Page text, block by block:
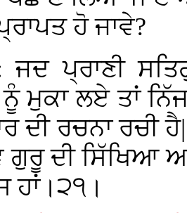
ਹੋ ਜਾਵੇ?
ਪ੍ਰਾਣੀ
ਮੁਕਾ ਲਏ ਤਾਂ
ਦੀ ਰਚਨਾ ਰਚੀ
ਗੁਰੂ ਦੀ ਸਿੱਖਿਆ
ਹਾਂ।੨੧।